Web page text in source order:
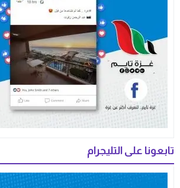
تابعونا على التليجرام